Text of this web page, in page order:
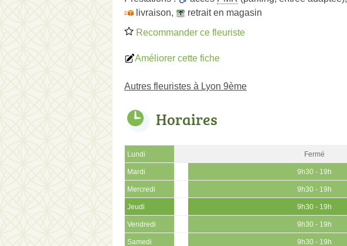
livraison,
retrait en magasin
Recommander ce fleuriste
Améliorer cette fiche
Autres fleuristes à Lyon 9ème
Horaires
Lundi Fermé
Mardi 9h30 - 19h
Mercredi 9h30 - 19h
Jeudi 9h30 - 19h
Vendredi 9h30 - 19h
Samedi 9h30 - 19h